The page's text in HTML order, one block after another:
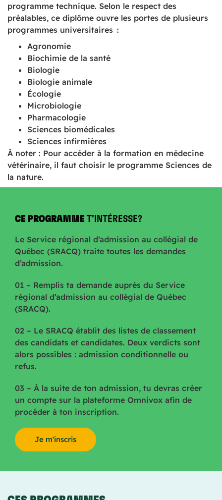
programme technique. Selon le respect des
préalables, ce diplôme ouvre les portes de plusieurs
programmes universitaires :
Agronomie
Biochimie de la santé
Biologie
Biologie animale
Écologie
Microbiologie
Pharmacologie
Sciences biomédicales
Sciences infirmières
À noter : Pour accéder à la formation en médecine
vétérinaire, il faut choisir le programme Sciences de
la nature.
CE PROGRAMME T’INTÉRESSE?
Le Service régional d’admission au collégial de
Québec (SRACQ) traite toutes les demandes
d’admission.
01 – Remplis ta demande auprès du Service
régional d’admission au collégial de Québec
(SRACQ).
02 – Le SRACQ établit des listes de classement
des candidats et candidates. Deux verdicts sont
alors possibles : admission conditionnelle ou
refus.
03 – À la suite de ton admission, tu devras créer
un compte sur la plateforme Omnivox afin de
procéder à ton inscription.
Je m'inscris